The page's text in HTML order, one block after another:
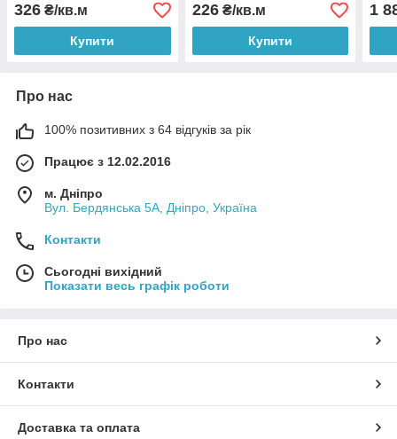
326 ₴/кв.м
Купити
226₴/кв.м
Купити
1
Про нас
100% позитивних з 64 відгуків за рік
Працює з 12.02.2016
м. Дніпро
Вул. Бердянська 5А, Дніпро, Україна
Контакти
Сьогодні вихідний
Показати весь графік роботи
Про нас
Контакти
Доставка та оплата